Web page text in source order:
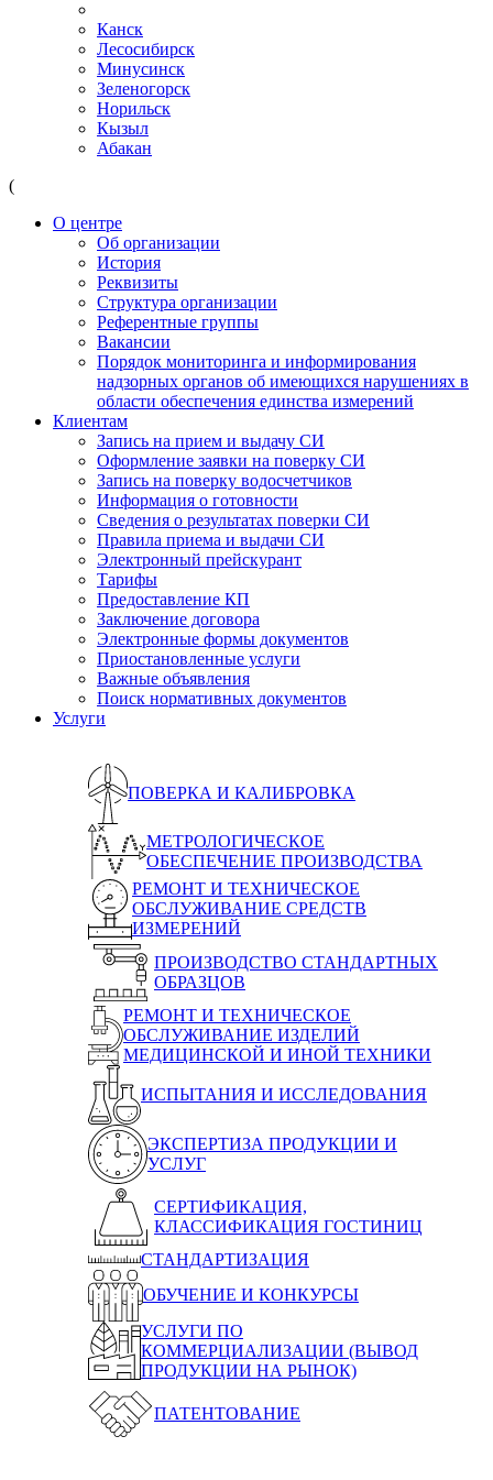
Канск
Лесосибирск
Минусинск
Зеленогорск
Норильск
Кызыл
Абакан
(
О центре
Об организации
История
Реквизиты
Структура организации
Референтные группы
Вакансии
Порядок мониторинга и информирования
надзорных органов об имеющихся нарушениях в
области обеспечения единства измерений
Клиентам
Запись на прием и выдачу СИ
Оформление заявки на поверку СИ
Запись на поверку водосчетчиков
Информация о готовности
Сведения о результатах поверки СИ
Правила приема и выдачи СИ
Электронный прейскурант
Тарифы
Предоставление КП
Заключение договора
Электронные формы документов
Приостановленные услуги
Важные объявления
Поиск нормативных документов
Услуги
ПОВЕРКА И КАЛИБРОВКА
МЕТРОЛОГИЧЕСКОЕ
ОБЕСПЕЧЕНИЕ ПРОИЗВОДСТВА
РЕМОНТ И ТЕХНИЧЕСКОЕ
ОБСЛУЖИВАНИЕ СРЕДСТВ
ИЗМЕРЕНИЙ
ПРОИЗВОДСТВО СТАНДАРТНЫХ
ОБРАЗЦОВ
РЕМОНТ И ТЕХНИЧЕСКОЕ
ОБСЛУЖИВАНИЕ ИЗДЕЛИЙ
МЕДИЦИНСКОЙ И ИНОЙ ТЕХНИКИ
ИСПЫТАНИЯ И ИССЛЕДОВАНИЯ
ЭКСПЕРТИЗА ПРОДУКЦИИ И
УСЛУГ
СЕРТИФИКАЦИЯ,
КЛАССИФИКАЦИЯ ГОСТИНИЦ
СТАНДАРТИЗАЦИЯ
ОБУЧЕНИЕ И КОНКУРСЫ
УСЛУГИ ПО
КОММЕРЦИАЛИЗАЦИИ (ВЫВОД
ПРОДУКЦИИ НА РЫНОК)
ПАТЕНТОВАНИЕ